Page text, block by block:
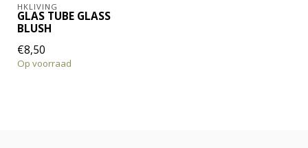
HKLIVING
GLAS TUBE GLASS
BLUSH
€8,50
Op voorraad